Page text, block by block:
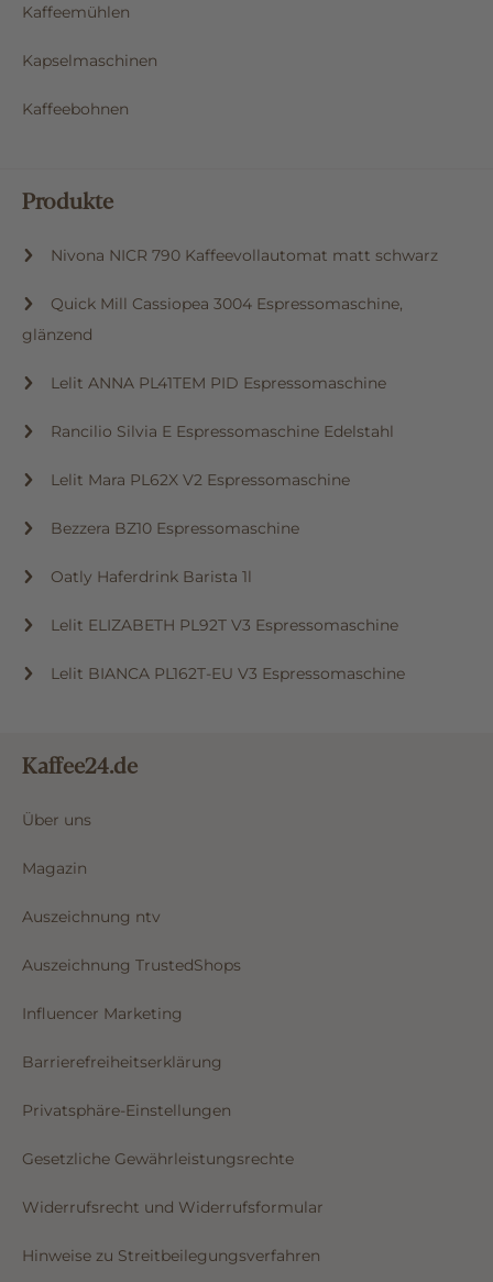
Kaffeemühlen
Kapselmaschinen
Kaffeebohnen
Produkte
Nivona NICR 790 Kaffeevollautomat matt schwarz
Quick Mill Cassiopea 3004 Espressomaschine,
glänzend
Lelit ANNA PL41TEM PID Espressomaschine
Rancilio Silvia E Espressomaschine Edelstahl
Lelit Mara PL62X V2 Espressomaschine
Bezzera BZ10 Espressomaschine
Oatly Haferdrink Barista 1l
Lelit ELIZABETH PL92T V3 Espressomaschine
Lelit BIANCA PL162T-EU V3 Espressomaschine
Kaffee24.de
Über uns
Magazin
Auszeichnung ntv
Auszeichnung TrustedShops
Influencer Marketing
Barrierefreiheitserklärung
Privatsphäre-Einstellungen
Gesetzliche Gewährleistungsrechte
Widerrufsrecht und Widerrufsformular
Hinweise zu Streitbeilegungsverfahren